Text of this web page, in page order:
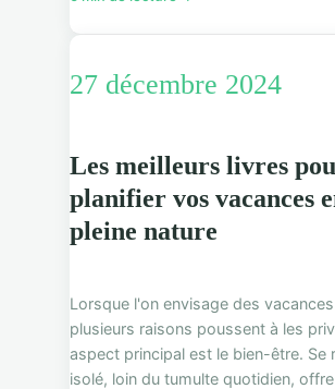
27 décembre 2024
Les meilleurs livres
planifier vos vacances
pleine nature
Lorsque l'on envisage des
plusieurs raisons poussent à les
aspect principal est le bien-être. Se
isolé, loin du tumulte quotidien,